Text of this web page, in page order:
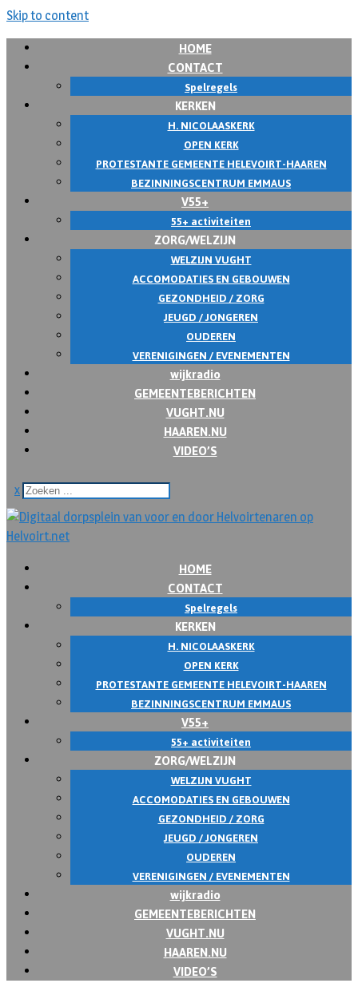
Skip to content
HOME
CONTACT
Spelregels
KERKEN
H. NICOLAASKERK
OPEN KERK
PROTESTANTE GEMEENTE HELEVOIRT-HAAREN
BEZINNINGSCENTRUM EMMAUS
V55+
55+ activiteiten
ZORG/WELZIJN
WELZIJN VUGHT
ACCOMODATIES EN GEBOUWEN
GEZONDHEID / ZORG
JEUGD / JONGEREN
OUDEREN
VERENIGINGEN / EVENEMENTEN
wijkradio
GEMEENTEBERICHTEN
VUGHT.NU
HAAREN.NU
VIDEO’S
x
HOME
CONTACT
Spelregels
KERKEN
H. NICOLAASKERK
OPEN KERK
PROTESTANTE GEMEENTE HELEVOIRT-HAAREN
BEZINNINGSCENTRUM EMMAUS
V55+
55+ activiteiten
ZORG/WELZIJN
WELZIJN VUGHT
ACCOMODATIES EN GEBOUWEN
GEZONDHEID / ZORG
JEUGD / JONGEREN
OUDEREN
VERENIGINGEN / EVENEMENTEN
wijkradio
GEMEENTEBERICHTEN
VUGHT.NU
HAAREN.NU
VIDEO’S